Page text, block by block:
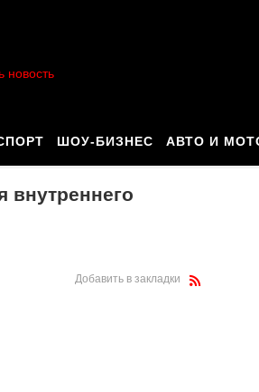
новость
ШОУ-БИЗНЕС АВТО И
внутреннего
Добавить в закладки